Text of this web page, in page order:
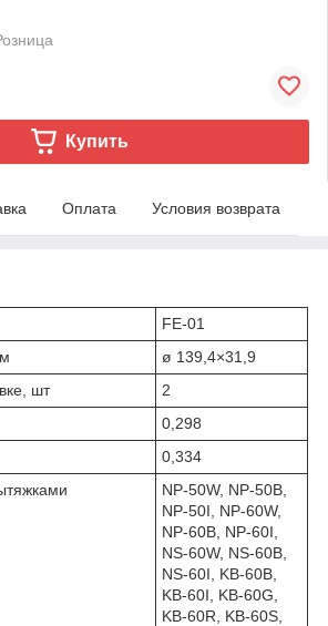
Купить
Оплата Условия возврата
FE-01
ø 139,4×31,9
шт
2
0,298
0,334
NP-50W, NP-50B,
NP-50I, NP-60W,
NP-60B, NP-60I,
NS-60W, NS-60B,
NS-60I, KB-60B,
KB-60I, KB-60G,
KB-60R, KB-60S,